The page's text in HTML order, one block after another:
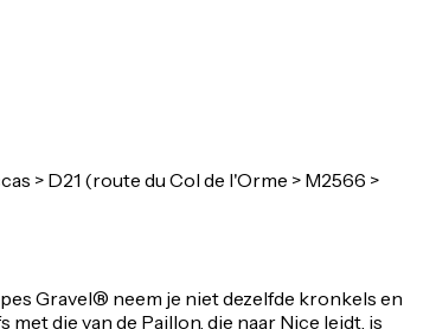
> D21 (route du Col de l'Orme > M2566 >
Gravel® neem je niet dezelfde kronkels en
die van de Paillon, die naar Nice leidt, is